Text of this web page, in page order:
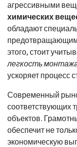
агрессивными
химических
обладают
этого, стоит
легкость
ускоряет процесс
Современный
соответствующих
объектов.
обеспечит не
экономическую